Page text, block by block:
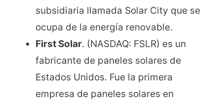
subsidiaria llamada Solar City que se
ocupa de la energía renovable.
First Solar. (NASDAQ: FSLR) es un
fabricante de paneles solares de
Estados Unidos. Fue la primera
empresa de paneles solares en